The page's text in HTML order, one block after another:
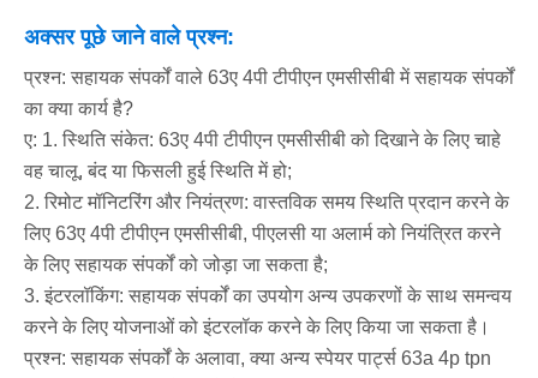
अक्सर पूछे जाने वाले प्रश्न:
प्रश्न: सहायक संपर्कों वाले 63ए 4पी टीपीएन एमसीसीबी में सहायक संपर्कों
का क्या कार्य है?
ए: 1. स्थिति संकेत: 63ए 4पी टीपीएन एमसीसीबी को दिखाने के लिए चाहे
वह चालू, बंद या फिसली हुई स्थिति में हो;
2. रिमोट मॉनिटरिंग और नियंत्रण: वास्तविक समय स्थिति प्रदान करने के
लिए 63ए 4पी टीपीएन एमसीसीबी, पीएलसी या अलार्म को नियंत्रित करने
के लिए सहायक संपर्कों को जोड़ा जा सकता है;
3. इंटरलॉकिंग: सहायक संपर्कों का उपयोग अन्य उपकरणों के साथ समन्वय
करने के लिए योजनाओं को इंटरलॉक करने के लिए किया जा सकता है।
प्रश्न: सहायक संपर्कों के अलावा, क्या अन्य स्पेयर पार्ट्स 63a 4p tpn